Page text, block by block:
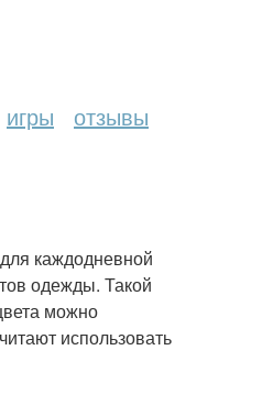
игры отзывы
каждодневной
одежды. Такой
можно
использовать